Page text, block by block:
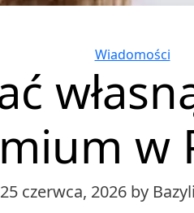
Categories
Wiadomości
w
25 czerwca, 2026 by